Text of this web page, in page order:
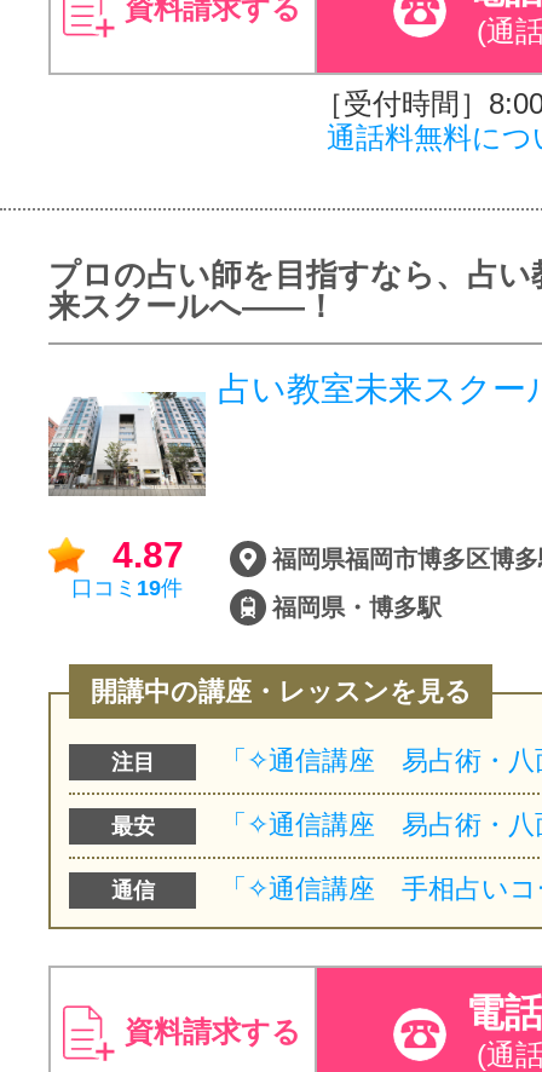
資料請求する
(通
［受付時間］
通話料無料につ
プロの占い師を目指すなら、占い
来スクールへ――！
占い教室未来スクー
4.87
口コミ 19件
福岡県・博多駅
開講中の講座・レッスンを見る
注目
最安
通信
資料請求する 電
(通